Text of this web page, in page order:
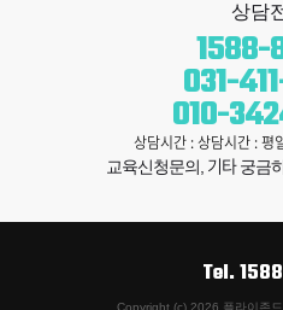
상담
1588-
031-
010-
상담시간 : 상담시간 :
교육신청문의, 기타궁금
Tel.
Copyright (c) 2026 플라이존